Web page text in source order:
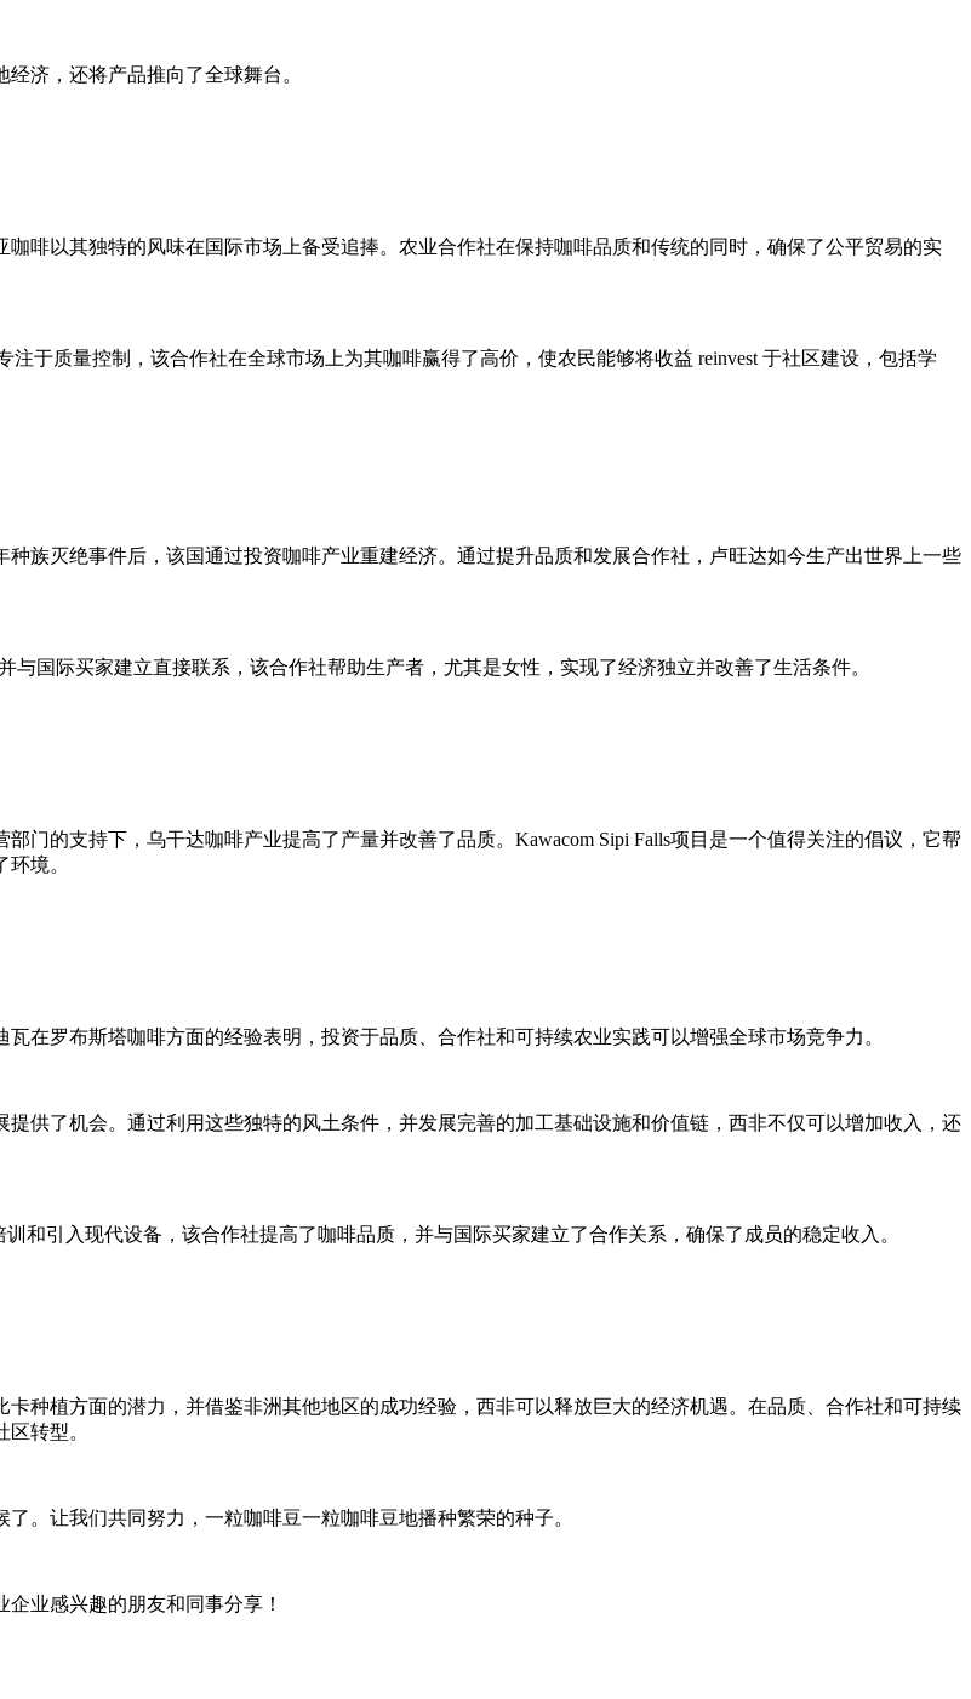
济，还将产品推向了全球舞台。
啡以其独特的风味在国际市场上备受追捧。农业合作社在保持咖啡品质和传统的同时，确保了公平贸易的实
于质量控制，该合作社在全球市场上为其咖啡赢得了高价，使农民能够将收益 reinvest 于社区建设，包括学
族灭绝事件后，该国通过投资咖啡产业重建经济。通过提升品质和发展合作社，卢旺达如今生产出世界上一些
国际买家建立直接联系，该合作社帮助生产者，尤其是女性，实现了经济独立并改善了生活条件。
门的支持下，乌干达咖啡产业提高了产量并改善了品质。Kawacom Sipi Falls项目是一个值得关注的倡议，它帮
境。
在罗布斯塔咖啡方面的经验表明，投资于品质、合作社和可持续农业实践可以增强全球市场竞争力。
供了机会。通过利用这些独特的风土条件，并发展完善的加工基础设施和价值链，西非不仅可以增加收入，还
和引入现代设备，该合作社提高了咖啡品质，并与国际买家建立了合作关系，确保了成员的稳定收入。
种植方面的潜力，并借鉴非洲其他地区的成功经验，西非可以释放巨大的经济机遇。在品质、合作社和可持续
转型。
。让我们共同努力，一粒咖啡豆一粒咖啡豆地播种繁荣的种子。
业感兴趣的朋友和同事分享！